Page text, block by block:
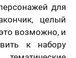
для
целый
возможно, и
к набору